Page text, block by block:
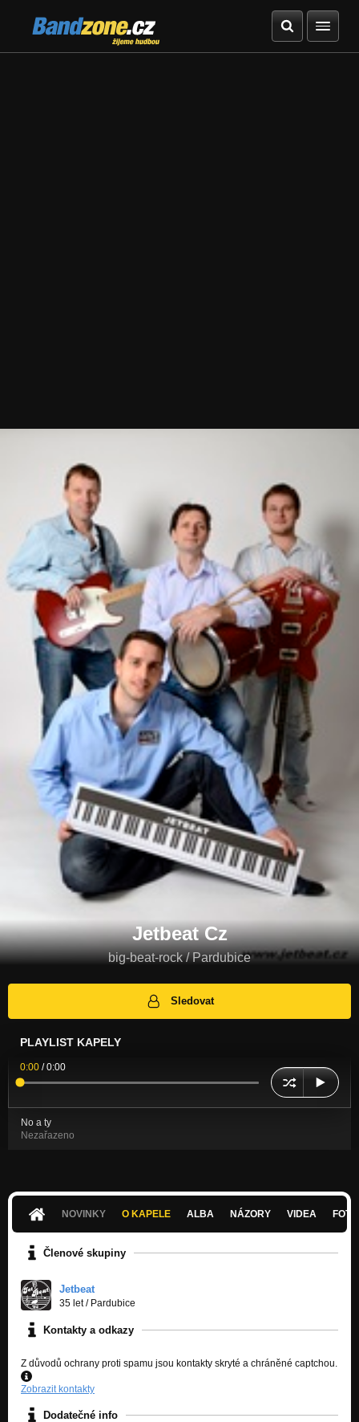
Bandzone.cz
žijeme hudbou
Jetbeat Cz
big-beat-rock / Pardubice
Sledovat
PLAYLIST KAPELY
0:00 /0:00
No a ty
Nezařazeno
NOVINKY O KAPELE ALBA NÁZORY VIDEA
Členové skupiny
Jetbeat
35 let/ Pardubice
Kontakty a odkazy
Z důvodů ochrany proti spamu jsou kontakty skryté a chráněné captchou.
Zobrazit kontakty
Dodatečné info